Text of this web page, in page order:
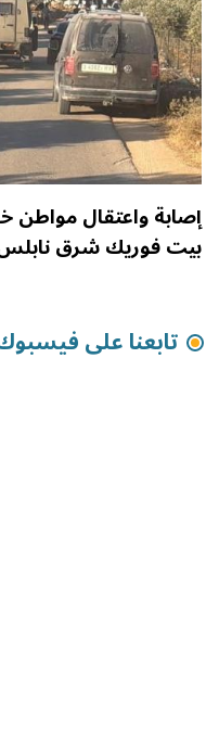
إصابة واعتقال مواطن
بيت فوريك شرق
تابعنا على